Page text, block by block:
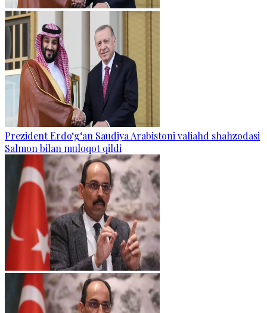
Prezident Erdo‘g‘an Saudiya Arabistoni valiahd shahzodasi
Salmon bilan muloqot qildi